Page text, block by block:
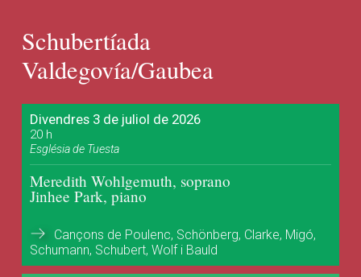
Schubertíada
Valdegovía/Gaubea
Divendres 3 de juliol de 2026
20 h
Església de Tuesta
Meredith Wohlgemuth, soprano
Jinhee Park, piano
Cançons de Poulenc, Schönberg, Clarke, Migó,
Schumann, Schubert, Wolf i Bauld